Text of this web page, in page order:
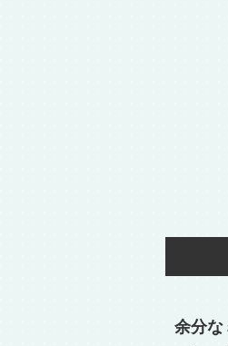
余分な